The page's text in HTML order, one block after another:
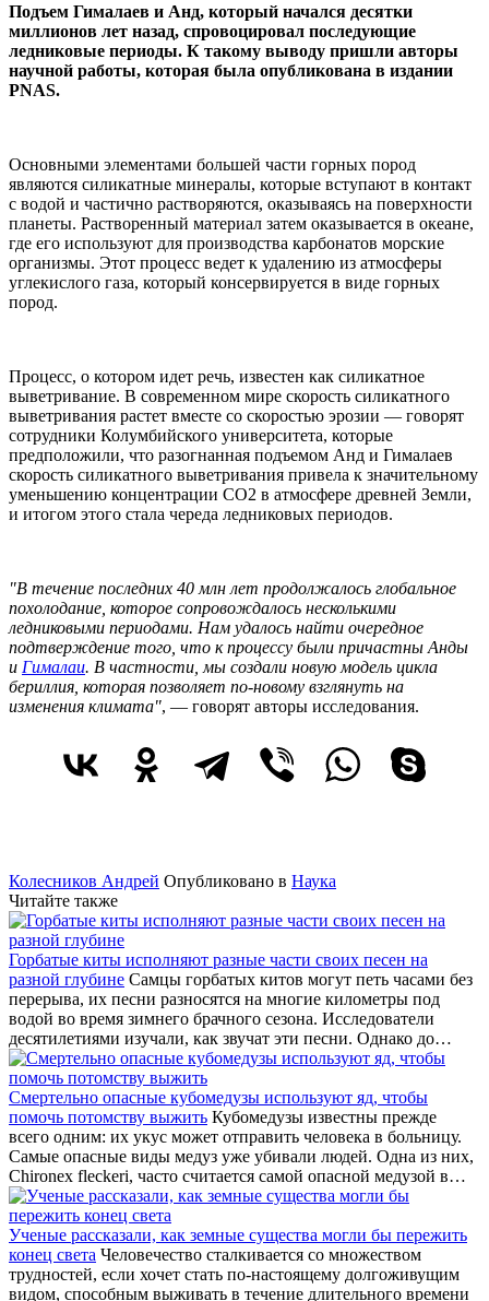
Подъем Гималаев и Анд, который начался десятки
миллионов лет назад, спровоцировал последующие
ледниковые периоды. К такому выводу пришли авторы
научной работы, которая была опубликована в издании
PNAS.
Основными элементами большей части горных пород
являются силикатные минералы, которые вступают в контакт
с водой и частично растворяются, оказываясь на поверхности
планеты. Растворенный материал затем оказывается в океане,
где его используют для производства карбонатов морские
организмы. Этот процесс ведет к удалению из атмосферы
углекислого газа, который консервируется в виде горных
пород.
Процесс, о котором идет речь, известен как силикатное
выветривание. В современном мире скорость силикатного
выветривания растет вместе со скоростью эрозии — говорят
сотрудники Колумбийского университета, которые
предположили, что разогнанная подъемом Анд и Гималаев
скорость силикатного выветривания привела к значительному
уменьшению концентрации CO2 в атмосфере древней Земли,
и итогом этого стала череда ледниковых периодов.
"В течение последних 40 млн лет продолжалось глобальное
похолодание, которое сопровождалось несколькими
ледниковыми периодами. Нам удалось найти очередное
подтверждение того, что к процессу были причастны Анды
и Гималаи. В частности, мы создали новую модель цикла
бериллия, которая позволяет по-новому взглянуть на
изменения климата", — говорят авторы исследования.
Колесников Андрей Опубликовано в Наука
Читайте также
Горбатые киты исполняют разные части своих песен на
разной глубине Самцы горбатых китов могут петь часами без
перерыва, их песни разносятся на многие километры под
водой во время зимнего брачного сезона. Исследователи
десятилетиями изучали, как звучат эти песни. Однако до…
Смертельно опасные кубомедузы используют яд, чтобы
помочь потомству выжить Кубомедузы известны прежде
всего одним: их укус может отправить человека в больницу.
Самые опасные виды медуз уже убивали людей. Одна из них,
Chironex fleckeri, часто считается самой опасной медузой в…
Ученые рассказали, как земные существа могли бы пережить
конец света Человечество сталкивается со множеством
трудностей, если хочет стать по-настоящему долгоживущим
видом, способным выживать в течение длительного времени